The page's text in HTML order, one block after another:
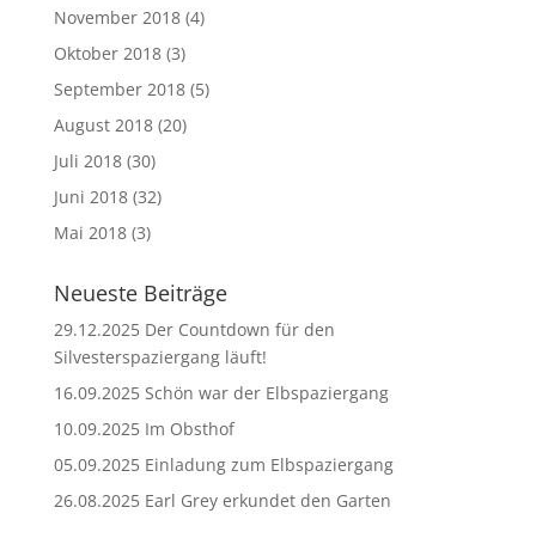
November 2018(4)
Oktober 2018(3)
September 2018(5)
August 2018(20)
Juli 2018(30)
Juni 2018(32)
Mai 2018(3)
Neueste Beiträge
29.12.2025 Der Countdown für den
Silvesterspaziergang läuft!
16.09.2025 Schön war der Elbspaziergang
10.09.2025 Im Obsthof
05.09.2025 Einladung zum Elbspaziergang
26.08.2025 Earl Grey erkundet den Garten